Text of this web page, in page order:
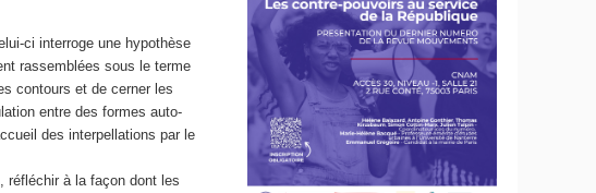
ci interroge une hypothèse
rassemblées sous le terme
contours et de cerner les
entre des formes auto-
des interpellations par le
réfléchir à la façon dont les